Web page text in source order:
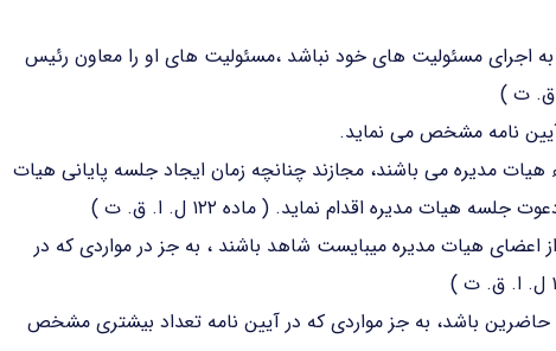
اجرای مسئولیت های خود نباشد ،مسئولیت های او را معاون رئیس
مدیره می باشند، مجازند چنانچه زمان ایجاد جلسه پایانی هیات
مدیره اقدام نماید. ( ماده ۱۲۲ ل. ا. ق. ت )
هیات مدیره میبایست شاهد باشند ، به جز در مواردی که در
باشد، به جز مواردی که در آیین نامه تعداد بیشتری مشخص